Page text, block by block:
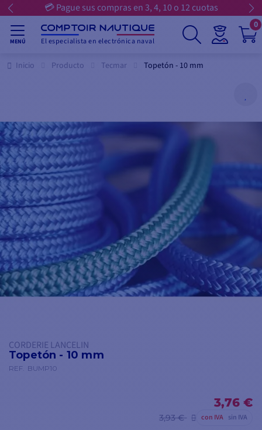
💳 Pague sus compras en 3, 4, 10 o 12 cuotas
MENÚ El especialista en electrónica naval
0
Inicio Producto Tecmar Topetón - 10 mm
CORDERIE LANCELIN
Topetón - 10 mm
REF. BUMP10
3,76 €
3,93 € con IVA sin IVA